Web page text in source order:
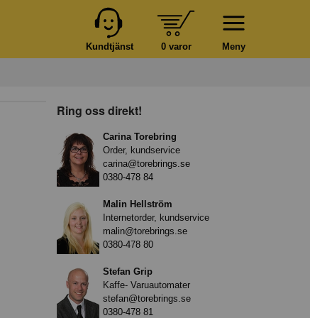
Meny
0 varor
Kundtjänst
Ring oss direkt!
Carina Torebring
Order, kundservice
carina@torebrings.se
0380-478 84
Malin Hellström
Internetorder, kundservice
malin@torebrings.se
0380-478 80
Stefan Grip
Kaffe- Varuautomater
stefan@torebrings.se
0380-478 81